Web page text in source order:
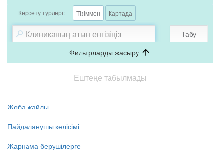
Көрсету түрлері: Тізіммен Картада
Табу
Фильтрларды жасыру
Ештеңе табылмады
Жоба жайлы
Пайдаланушы келісімі
Жарнама берушілерге